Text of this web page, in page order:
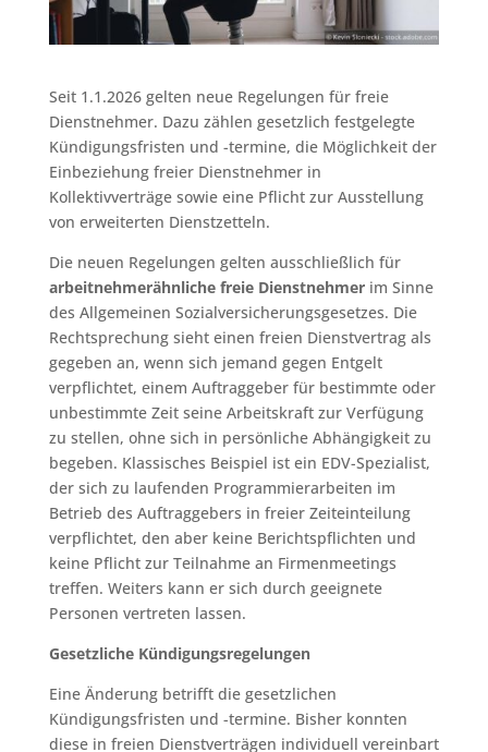
Seit 1.1.2026 gelten neue Regelungen für freie
Dienstnehmer. Dazu zählen gesetzlich festgelegte
Kündigungsfristen und -termine, die Möglichkeit der
Einbeziehung freier Dienstnehmer in
Kollektivverträge sowie eine Pflicht zur Ausstellung
von erweiterten Dienstzetteln.
Die neuen Regelungen gelten ausschließlich für
arbeitnehmerähnliche freie Dienstnehmerim Sinne
des Allgemeinen Sozialversicherungsgesetzes. Die
Rechtsprechung sieht einen freien Dienstvertrag als
gegeben an, wenn sich jemand gegen Entgelt
verpflichtet, einem Auftraggeber für bestimmte oder
unbestimmte Zeit seine Arbeitskraft zur Verfügung
zu stellen, ohne sich in persönliche Abhängigkeit zu
begeben. Klassisches Beispiel ist ein EDV-Spezialist,
der sich zu laufenden Programmierarbeiten im
Betrieb des Auftraggebers in freier Zeiteinteilung
verpflichtet, den aber keine Berichtspflichten und
keine Pflicht zur Teilnahme an Firmenmeetings
treffen. Weiters kann er sich durch geeignete
Personen vertreten lassen.
Gesetzliche Kündigungsregelungen
Eine Änderung betrifft die gesetzlichen
Kündigungsfristen und -termine. Bisher konnten
diese in freien Dienstverträgen individuell vereinbart